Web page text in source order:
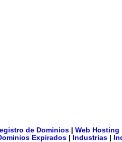
de Dominios| Web Hosting
Expirados
Industrias